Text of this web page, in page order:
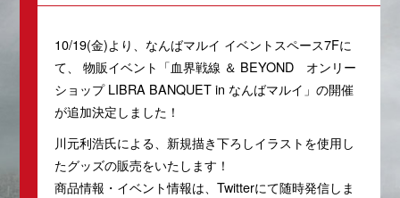
10/19(金)より、なんばマルイ イベントスペース7Fに
て、物販イベント「血界戦線 ＆ BEYOND オンリー
ショップ LIBRA BANQUET in なんばマルイ」の開催
が追加決定しました！
川元利浩氏による、新規描き下ろしイラストを使用し
たグッズの販売をいたします！
商品情報・イベント情報は、Twitterにて随時発信しま